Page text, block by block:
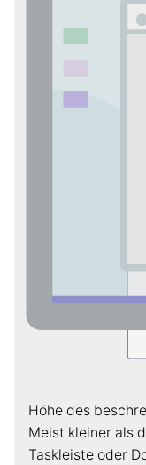
Höhe des
Meist kleiner als
Taskleiste oder